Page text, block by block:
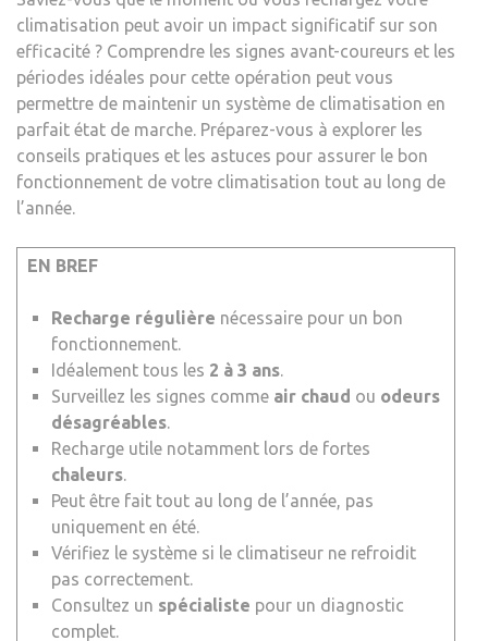
climatisation peut avoir un impact significatif sur son
efficacité ? Comprendre les signes avant-coureurs et les
périodes idéales pour cette opération peut vous
permettre de maintenir un système de climatisation en
parfait état de marche. Préparez-vous à explorer les
conseils pratiques et les astuces pour assurer le bon
fonctionnement de votre climatisation tout au long de
l’année.
EN BREF
Recharge régulière nécessaire pour un bon
fonctionnement.
Idéalement tous les 2 à 3 ans.
Surveillez les signes comme air chaud ou odeurs
désagréables.
Recharge utile notamment lors de fortes
chaleurs.
Peut être fait tout au long de l’année, pas
uniquement en été.
Vérifiez le système si le climatiseur ne refroidit
pas correctement.
Consultez un spécialiste pour un diagnostic
complet.